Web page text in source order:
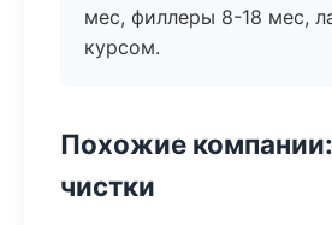
мес, филлеры 8-18 мес,
курсом.
Похожие
чистки